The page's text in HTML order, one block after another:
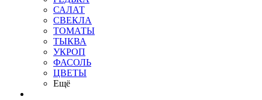
САЛАТ
СВЕКЛА
ТОМАТЫ
ТЫКВА
УКРОП
ФАСОЛЬ
ЦВЕТЫ
Ещё